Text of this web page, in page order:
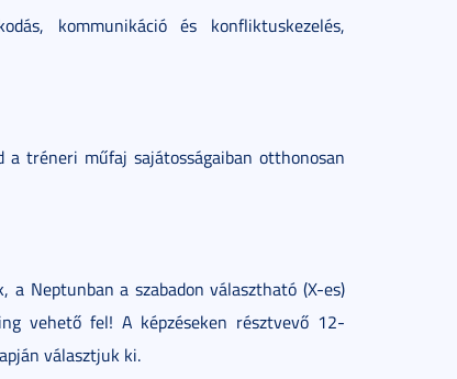
kommunikáció és konfliktuskezelés,
tréneri műfaj sajátosságaiban otthonosan
Neptunban a szabadon választható (X-es)
vehető fel! A képzéseken résztvevő 12-
választjuk ki.